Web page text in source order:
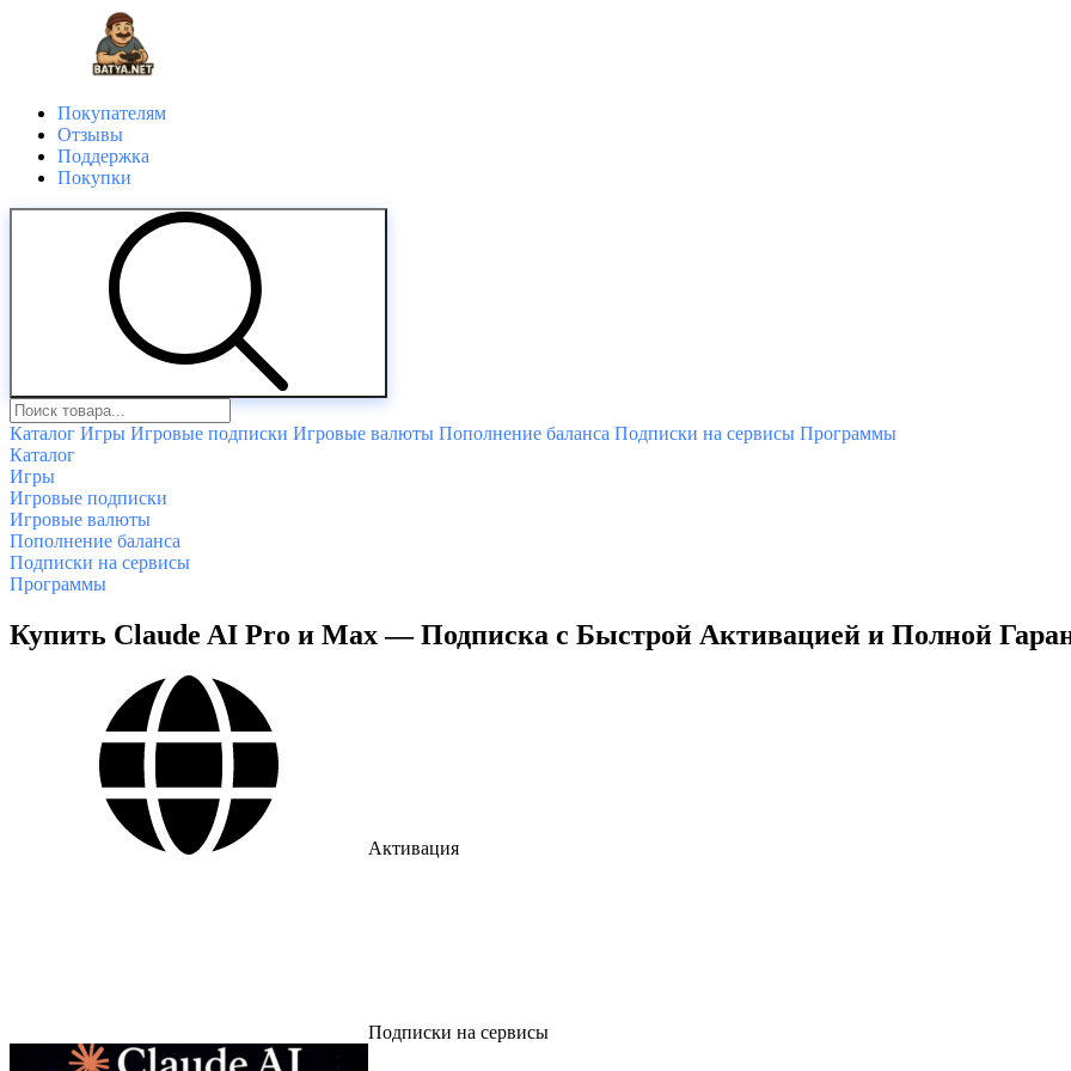
Покупателям
Отзывы
Поддержка
Покупки
Каталог Игры Игровые подписки Игровые валюты Пополнение баланса Подписки на сервисы Программы
Каталог
Игры
Игровые подписки
Игровые валюты
Пополнение баланса
Подписки на сервисы
Программы
Купить Claude AI Pro и Max — Подписка с Быстрой Активацией и Полной
Активация
Подписки на сервисы